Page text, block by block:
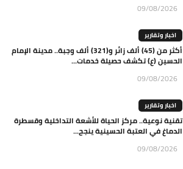
09/08/2026
اخبار وتقارير
أكثر من (45) ألف زائر و(321) ألف وجبة.. مدينة الإمام
الحسين (ع) تكشف حصيلة خدمات...
09/08/2026
اخبار وتقارير
تقنية نوعية.. مركز الحياة للأشعة التداخلية وقسطرة
الدماغ في العتبة الحسينية ينجح...
09/08/2026